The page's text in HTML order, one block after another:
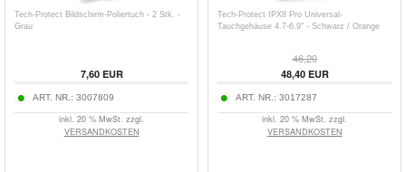
Tech-Protect Bildschirm-Poliertuch - 2 Stk. -
Grau
7,60EUR
ART. NR.: 3007809
inkl. 20 % MwSt. zzgl.
VERSANDKOSTEN
Tech-Protect IPX8 Pro Universal-
Tauchgehäuse 4.7-6.9" - Schwarz / Orange
46,20
48,40EUR
ART. NR.: 3017287
inkl. 20 % MwSt. zzgl.
VERSANDKOSTEN